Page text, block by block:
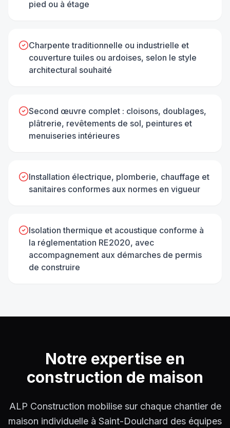
pied ou à étage
Charpente traditionnelle ou industrielle et
couverture tuiles ou ardoises, selon le style
architectural souhaité
Second œuvre complet : cloisons, doublages,
plâtrerie, revêtements de sol, peintures et
menuiseries intérieures
Installation électrique, plomberie, chauffage et
sanitaires conformes aux normes en vigueur
Isolation thermique et acoustique conforme à
la réglementation RE2020, avec
accompagnement aux démarches de permis
de construire
Notre expertise en
construction de maison
ALP Construction mobilise sur chaque chantier de
maison individuelle à Saint-Doulchard des équipes